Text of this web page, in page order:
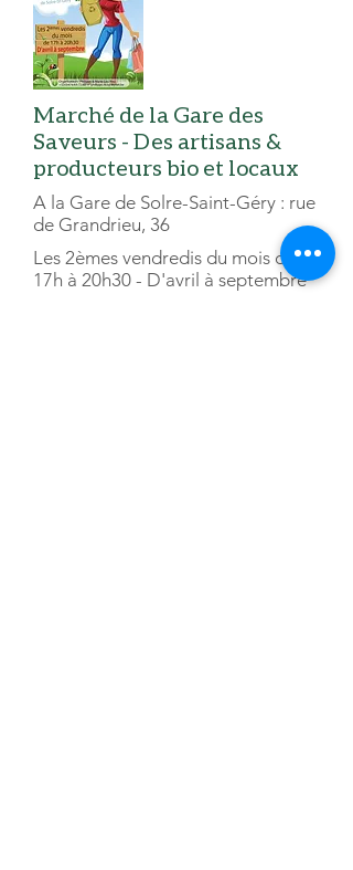
Marché de la Gare des
Saveurs - Des artisans &
producteurs bio et locaux
A la Gare de Solre-Saint-Géry : rue
de Grandrieu, 36
Les 2èmes vendredis du mois de
17h à 20h30 - D'avril à septembre